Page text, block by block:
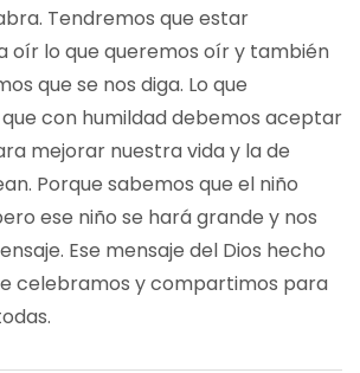
Tendremos que estar
oír lo que queremos oír y también
que se nos diga. Lo que
con humildad debemos aceptar
mejorar nuestra vida y la de
Porque sabemos que el niño
ese niño se hará grande y nos
Ese mensaje del Dios hecho
celebramos y compartimos para